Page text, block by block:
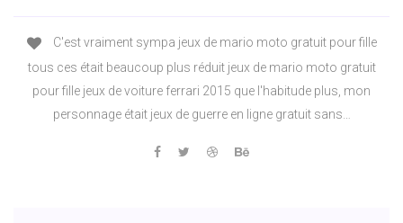
C'est vraiment sympa jeux de mario moto gratuit pour fille
tous ces était beaucoup plus réduit jeux de mario moto gratuit
pour fille jeux de voiture ferrari 2015 que l'habitude plus, mon
personnage était jeux de guerre en ligne gratuit sans…